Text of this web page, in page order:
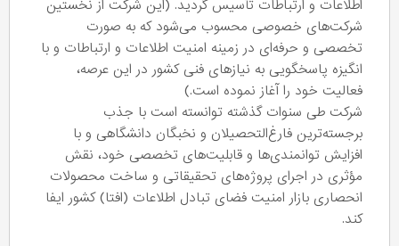
اطلاعات و ارتباطات تأسیس گردید. (این شرکت از نخستین
شرکت‌های خصوصی محسوب می‌شود که به صورت
تخصصی و حرفه‌ای در زمینه امنیت اطلاعات و ارتباطات و با
انگیزه پاسخگویی به نیازهای فنی کشور در این عرصه،
فعالیت خود را آغاز نموده است.)
شرکت طی سنوات گذشته توانسته است با جذب
برجسته‌ترین فارغ‌التحصیلان و نخبگان دانشگاهی و با
افزایش توانمندی‌ها و قابلیت‌های تخصصی خود، نقش
مؤثری در اجرای پروژه‌های تحقیقاتی و ساخت محصولات
انحصاری بازار امنیت فضای تبادل اطلاعات (افتا) کشور ایفا
کند.